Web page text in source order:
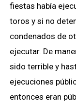
fiestas había
toros y si no
condenados de
ejecutar. De
sido terrible y
ejecuciones
entonces eran